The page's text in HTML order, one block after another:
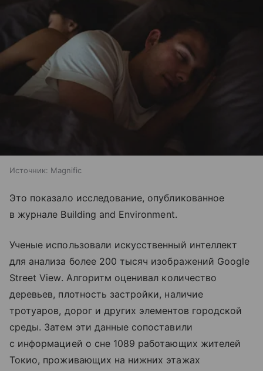
Источник: Magnific
Это показало исследование, опубликованное
в журнале Building and Environment.
Ученые использовали искусственный интеллект
для анализа более 200 тысяч изображений Google
Street View. Алгоритм оценивал количество
деревьев, плотность застройки, наличие
тротуаров, дорог и других элементов городской
среды. Затем эти данные сопоставили
с информацией о сне 1089 работающих жителей
Токио, проживающих на нижних этажах